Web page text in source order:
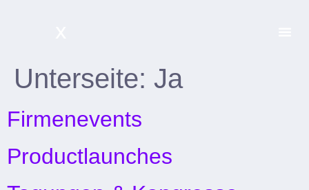
Unterseite: Ja
Firmenevents
Productlaunches